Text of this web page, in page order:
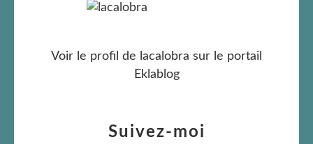
Suivez-moi
Voir le profil de lacalobra sur le portail
Eklablog